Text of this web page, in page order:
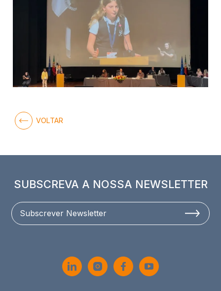
VOLTAR
SUBSCREVA A NOSSA NEWSLETTER
Subscrever Newsletter